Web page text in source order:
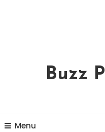
Buzz
Menu